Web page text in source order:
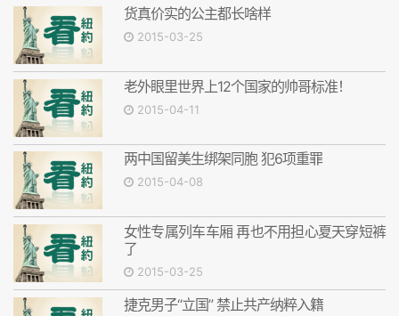
货真价实的公主都长啥样
2015-03-25
老外眼里世界上12个国家的帅哥标准！
2015-04-11
两中国留美生绑架同胞 犯6项重罪
2015-04-08
女性专属列车车厢 再也不用担心夏天穿短裤
了
2015-03-25
捷克男子“立国” 禁止共产纳粹入籍